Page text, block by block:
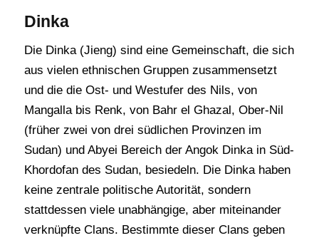
Dinka
Die Dinka (Jieng) sind eine Gemeinschaft, die sich
aus vielen ethnischen Gruppen zusammensetzt
und die die Ost- und Westufer des Nils, von
Mangalla bis Renk, von Bahr el Ghazal, Ober-Nil
(früher zwei von drei südlichen Provinzen im
Sudan) und Abyei Bereich der Angok Dinka in Süd-
Khordofan des Sudan, besiedeln. Die Dinka haben
keine zentrale politische Autorität, sondern
stattdessen viele unabhängige, aber miteinander
verknüpfte Clans. Bestimmte dieser Clans geben